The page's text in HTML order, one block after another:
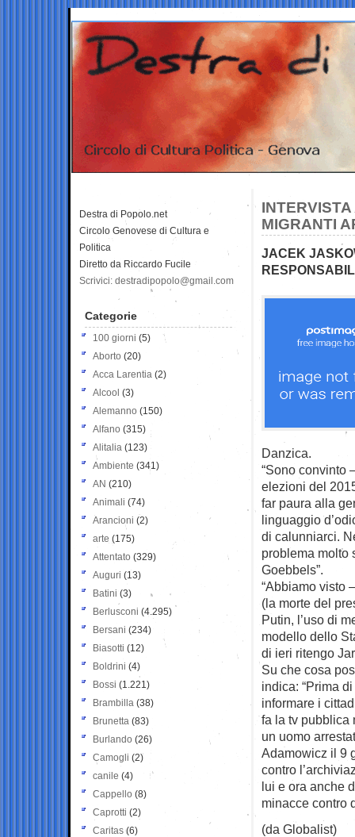
MIGRANTI
JACEK
Danzica.
“Sono convinto
elezioni del
far paura alla
linguaggio
di calunniarci.
problema molto
Goebbels”.
“Abbiamo visto
(la morte del
Putin, l’uso di
modello dello
di ieri ritengo
Su che cosa
indica: “Prima
informare i
fa la tv pubblica
un uomo
Adamowicz il 9
contro
lui e ora anche
minacce contro
(da Globalist)
Destra di Popolo.net
Circolo Genovese di Cultura e
Politica
Diretto da Riccardo Fucile
Scrivici: destradipopolo@gmail.com
Categorie
100 giorni (5)
Aborto (20)
Acca Larentia (2)
Alcool (3)
Alemanno (150)
Alfano (315)
Alitalia (123)
Ambiente (341)
AN (210)
Animali (74)
Arancioni (2)
arte (175)
Attentato (329)
Auguri (13)
Batini (3)
Berlusconi (4.295)
Bersani (234)
Biasotti (12)
Boldrini (4)
Bossi (1.221)
Brambilla (38)
Brunetta (83)
Burlando (26)
Camogli (2)
canile (4)
Cappello (8)
Caprotti (2)
Caritas (6)